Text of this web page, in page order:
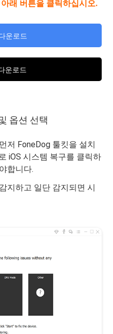
래 버튼을 클릭하십시오.
운로드
운로드
옵션 선택
저 FoneDog 툴킷을 설치
iOS 시스템 복구를 클릭하
합니다.
지하고 일단 감지되면 시